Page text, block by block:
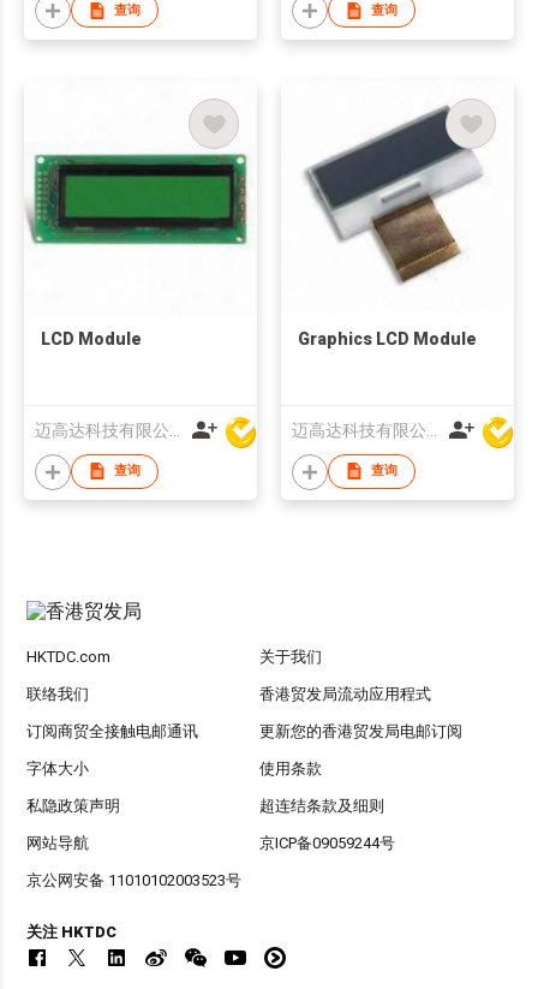
查询 查询
LCD Module
查询
Graphics LCD Module
查询
HKTDC.com 关于我们
联络我们 香港贸发局流动应用程式
订阅商贸全接触电邮通讯 更新您的香港贸发局电邮订阅
字体大小 使用条款
私隐政策声明 超连结条款及细则
网站导航 京ICP备09059244号
京公网安备 11010102003523号
关注 HKTDC